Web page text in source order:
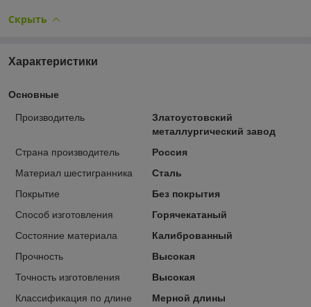
Скрыть
Характеристики
Основные
Производитель
Златоустовский
металлургический завод
Страна производитель
Россия
Материал шестигранника
Сталь
Покрытие
Без покрытия
Способ изготовления
Горячекатаный
Состояние материала
Калиброванный
Прочность
Высокая
Точность изготовления
Высокая
Классификация по длине
Мерной длины